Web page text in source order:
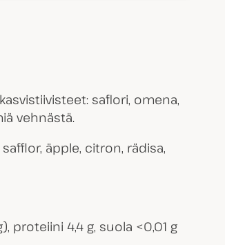
saflori, omena,
vehnästä.
äpple, citron, rädisa,
proteiini 4,4 g, suola <0,01 g